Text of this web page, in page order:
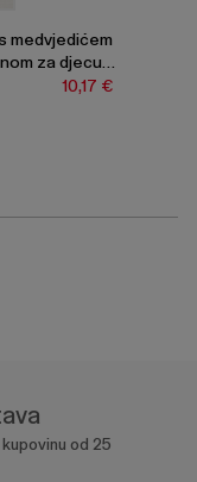
medvjedićem
za djecu
10,17 €
od 25